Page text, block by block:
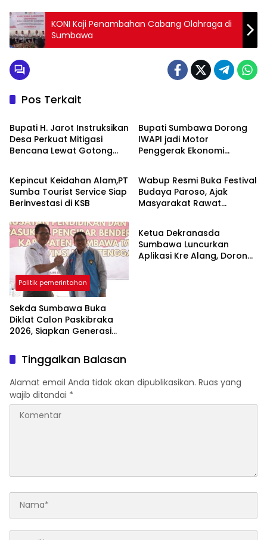
KONI Kaji Penambahan Cabang Olahraga di
Sumbawa
Pos Terkait
Politik pemerintahan
Bupati H. Jarot Instruksikan
Desa Perkuat Mitigasi
Bencana Lewat Gotong
Bupati Sumbawa Dorong
IWAPI jadi Motor
Penggerak Ekonomi
KSB
Kepincut Keidahan Alam,PT
Sumba Tourist Service Siap
Berinvestasi di KSB
Politik pemerintahan
Wabup Resmi Buka Festival
Budaya Paroso, Ajak
Masyarakat Rawat
Politik pemerintahan
Sekda Sumbawa Buka
Diklat Calon Paskibraka
2026, Siapkan Generasi
Jiwa Kepemimpinan
Politik pemerintahan
Ketua Dekranasda
Sumbawa Luncurkan
Aplikasi Kre Alang, Dorong
Tinggalkan Balasan
Alamat email Anda tidak akan dipublikasikan. Ruas yang
wajib ditandai *